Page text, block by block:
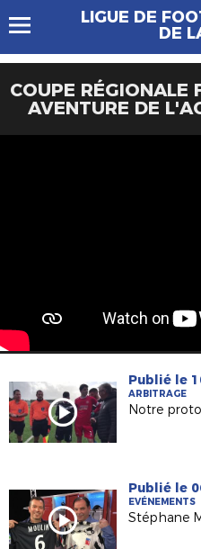
LIGUE DE
DE
COUPE RÉGIONALE
AVENTURE DE
Publié le
ARBITRAGE
Publié le
EVÉNEMENTS